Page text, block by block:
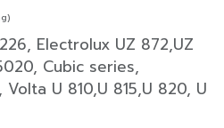
Electrolux UZ 872,UZ
Cubic series,
Volta U 810,U 815,U 820, U